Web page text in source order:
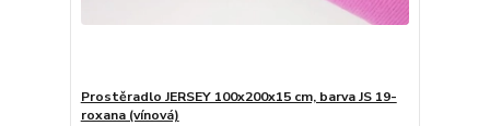
Prostěradlo JERSEY 100x200x15 cm, barva JS 19-
roxana (vínová)